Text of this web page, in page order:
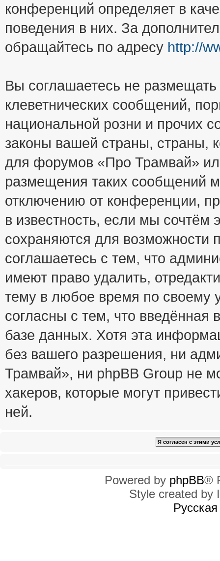
конференций определяет в
поведения в них. За
обращайтесь по адресу http://
Вы соглашаетесь не
клеветнических сообщений,
национальной розни и прочих
законы вашей страны, страны,
для форумов «Про Трамвай»
размещения таких сообщений
отключению от конференции,
в известность, если мы
сохраняются для возможности
соглашаетесь с тем, что
имеют право удалить,
тему в любое время по своему
согласны с тем, что
базе данных. Хотя эта
без вашего разрешения, ни
Трамвай», ни phpBB Group не
хакеров, которые могут
ней.
Powered by phpBB®
Style created by